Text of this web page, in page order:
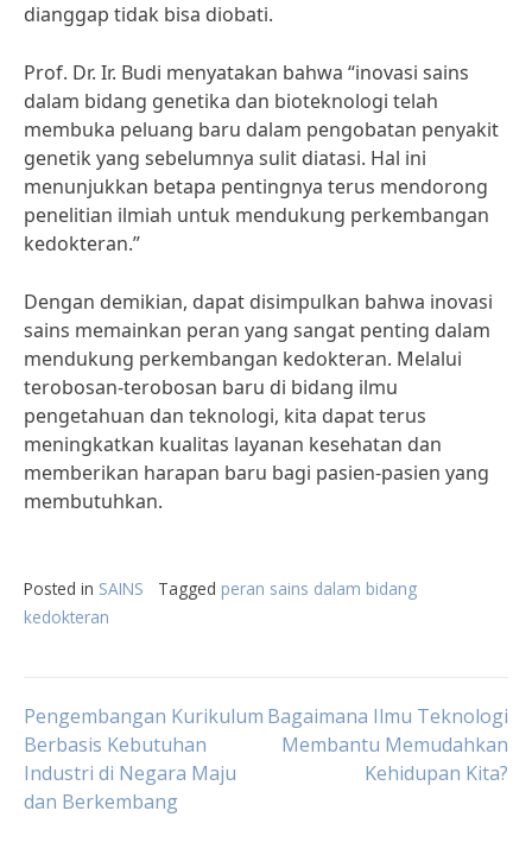
dianggap tidak bisa diobati.
Prof. Dr. Ir. Budi menyatakan bahwa “inovasi sains
dalam bidang genetika dan bioteknologi telah
membuka peluang baru dalam pengobatan penyakit
genetik yang sebelumnya sulit diatasi. Hal ini
menunjukkan betapa pentingnya terus mendorong
penelitian ilmiah untuk mendukung perkembangan
kedokteran.”
Dengan demikian, dapat disimpulkan bahwa inovasi
sains memainkan peran yang sangat penting dalam
mendukung perkembangan kedokteran. Melalui
terobosan-terobosan baru di bidang ilmu
pengetahuan dan teknologi, kita dapat terus
meningkatkan kualitas layanan kesehatan dan
memberikan harapan baru bagi pasien-pasien yang
membutuhkan.
Posted in SAINS Tagged peran sains dalam bidang
kedokteran
Post
navigation
Pengembangan Kurikulum
Berbasis Kebutuhan
Industri di Negara Maju
dan Berkembang
Bagaimana Ilmu Teknologi
Membantu Memudahkan
Kehidupan Kita?